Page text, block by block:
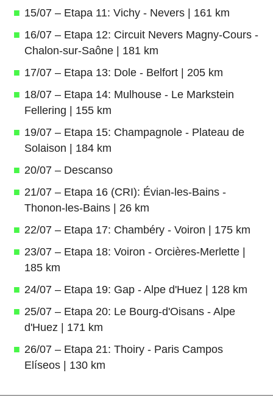
15/07 – Etapa 11: Vichy - Nevers | 161 km
16/07 – Etapa 12: Circuit Nevers Magny-Cours -
Chalon-sur-Saône | 181 km
17/07 – Etapa 13: Dole - Belfort | 205 km
18/07 – Etapa 14: Mulhouse - Le Markstein
Fellering | 155 km
19/07 – Etapa 15: Champagnole - Plateau de
Solaison | 184 km
20/07 – Descanso
21/07 – Etapa 16 (CRI): Évian-les-Bains -
Thonon-les-Bains | 26 km
22/07 – Etapa 17: Chambéry - Voiron | 175 km
23/07 – Etapa 18: Voiron - Orcières-Merlette |
185 km
24/07 – Etapa 19: Gap - Alpe d'Huez | 128 km
25/07 – Etapa 20: Le Bourg-d'Oisans - Alpe
d'Huez | 171 km
26/07 – Etapa 21: Thoiry - Paris Campos
Elíseos | 130 km